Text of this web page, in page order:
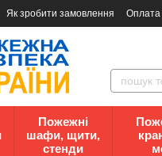
Як зробити замовлення Оплата
Документи з пожежної
Пожежні
шафи, щити,
стенди